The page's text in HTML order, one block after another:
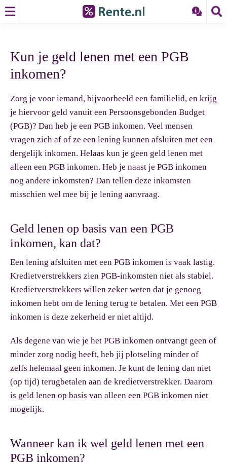
Kun je geld lenen met een PGB
inkomen?
Zorg je voor iemand, bijvoorbeeld een familielid, en krijg
je hiervoor geld vanuit een Persoonsgebonden Budget
(PGB)? Dan heb je een PGB inkomen. Veel mensen
vragen zich af of ze een lening kunnen afsluiten met een
dergelijk inkomen. Helaas kun je geen geld lenen met
alleen een PGB inkomen. Heb je naast je PGB inkomen
nog andere inkomsten? Dan tellen deze inkomsten
misschien wel mee bij je lening aanvraag.
Geld lenen op basis van een PGB
inkomen, kan dat?
Een lening afsluiten met een PGB inkomen is vaak lastig.
Kredietverstrekkers zien PGB-inkomsten niet als stabiel.
Kredietverstrekkers willen zeker weten dat je genoeg
inkomen hebt om de lening terug te betalen. Met een PGB
inkomen is deze zekerheid er niet altijd.
Als degene van wie je het PGB inkomen ontvangt geen of
minder zorg nodig heeft, heb jij plotseling minder of
zelfs helemaal geen inkomen. Je kunt de lening dan niet
(op tijd) terugbetalen aan de kredietverstrekker. Daarom
is geld lenen op basis van alleen een PGB inkomen niet
mogelijk.
Wanneer kan ik wel geld lenen met een
PGB inkomen?